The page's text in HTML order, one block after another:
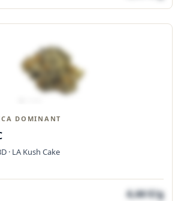
DOMINANT
· LA Kush Cake
4,44 €/g